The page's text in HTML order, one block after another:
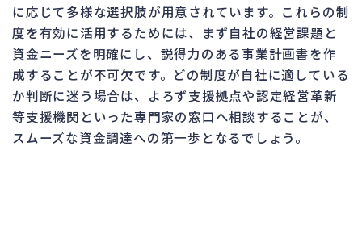
に応じて多様な選択肢が用意されています。これらの制
度を有効に活用するためには、まず自社の経営課題と
資金ニーズを明確にし、説得力のある事業計画書を作
成することが不可欠です。どの制度が自社に適している
か判断に迷う場合は、よろず支援拠点や認定経営革新
等支援機関といった専門家の窓口へ相談することが、
スムーズな資金調達への第一歩となるでしょう。